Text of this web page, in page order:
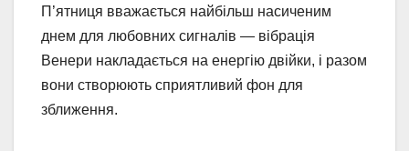
П’ятниця вважається найбільш насиченим
днем для любовних сигналів — вібрація
Венери накладається на енергію двійки, і разом
вони створюють сприятливий фон для
зближення.